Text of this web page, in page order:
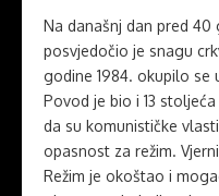
Na današnj dan pred 40
posvjedočio je snagu
godine 1984. okupilo se
Povod je bio i 13
da su komunističke
opasnost za režim.
Režim je okoštao i